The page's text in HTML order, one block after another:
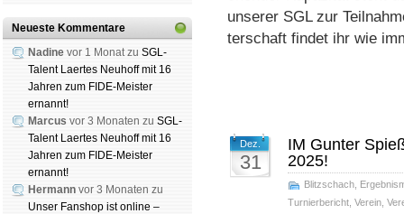
Neueste Kommentare
Nadine vor 1 Monat zu SGL-
Talent Laertes Neuhoff mit 16
Jahren zum FIDE-Meister
ernannt!
Marcus vor 3 Monaten zu SGL-
Talent Laertes Neuhoff mit 16
Jahren zum FIDE-Meister
ernannt!
Hermann vor 3 Monaten zu
Unser Fanshop ist online –
un­se­rer SGL zur
ter­schaft fin­det ihr wie
Dez.
31
IM Gunter
2025!
Blitzschach
Turnierbericht Verein